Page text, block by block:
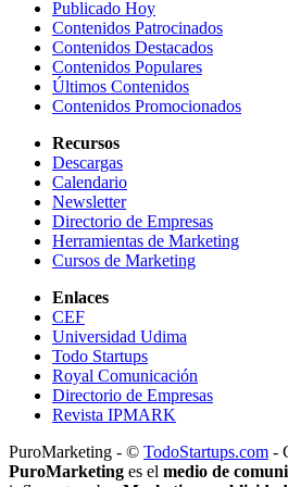
Publicado Hoy
Contenidos Patrocinados
Contenidos Destacados
Contenidos Populares
Últimos Contenidos
Contenidos Promocionados
Recursos
Descargas
Calendario
Newsletter
Directorio de Empresas
Herramientas de Marketing
Cursos de Marketing
Enlaces
CEF
Universidad Udima
Todo Startups
Royal Comunicación
Directorio de Empresas
Revista IPMARK
PuroMarketing - © TodoStartups.com -
PuroMarketing es el medio de